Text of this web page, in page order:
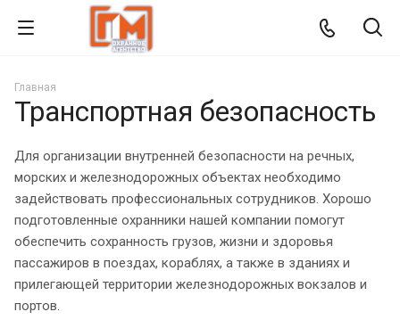
Главная
Транспортная безопасность
Для организации внутренней безопасности на речных,
морских и железнодорожных объектах необходимо
задействовать профессиональных сотрудников. Хорошо
подготовленные охранники нашей компании помогут
обеспечить сохранность грузов, жизни и здоровья
пассажиров в поездах, кораблях, а также в зданиях и
прилегающей территории железнодорожных вокзалов и
портов.